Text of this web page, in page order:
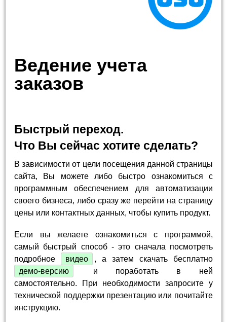
Ведение учета
заказов
Быстрый переход.
Что Вы сейчас хотите сделать?
В зависимости от цели посещения данной страницы
сайта, Вы можете либо быстро ознакомиться с
программным обеспечением для автоматизации
своего бизнеса, либо сразу же перейти на страницу
цены или контактных данных, чтобы купить продукт.
Если вы желаете ознакомиться с программой,
самый быстрый способ - это сначала посмотреть
подробное
видео
, а затем скачать бесплатно
демо-версию
и поработать в ней
самостоятельно. При необходимости запросите у
технической поддержки презентацию или почитайте
инструкцию.